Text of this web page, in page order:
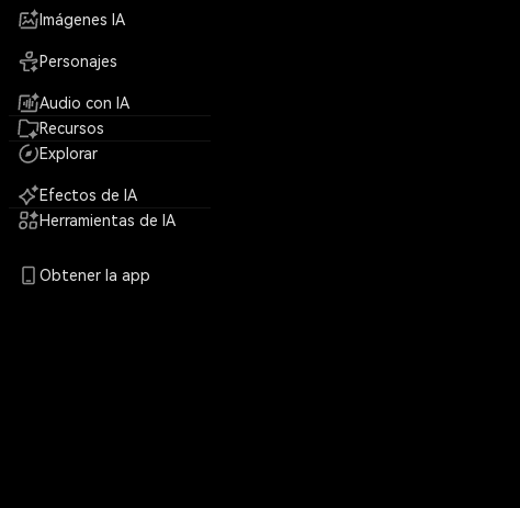
Imágenes IA
Personajes
Audio con IA
Recursos
Explorar
Efectos de IA
Herramientas de IA
Obtener la app